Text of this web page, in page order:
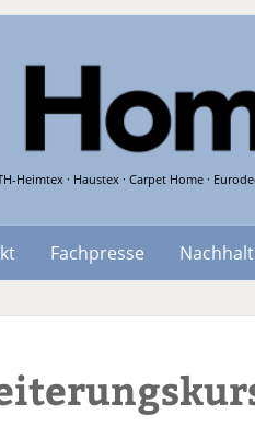
Heimtex · Haustex · Carpet Home ·
Fachpresse